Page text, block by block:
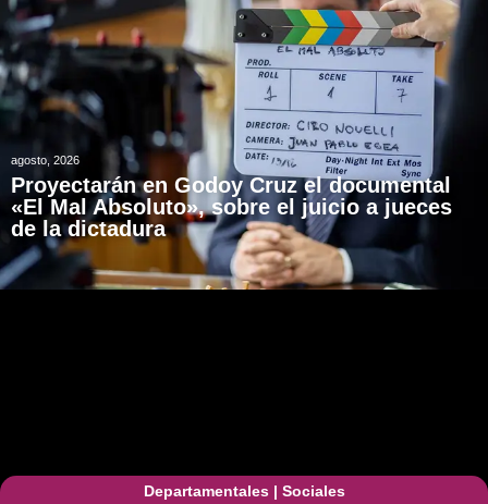
agosto, 2026
Proyectarán en Godoy Cruz el documental
«El Mal Absoluto», sobre el juicio a jueces
de la dictadura
Departamentales| Sociales